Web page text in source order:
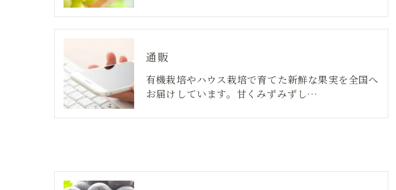
通販
有機栽培やハウス栽培で育てた新鮮な果実を全国へ
お届けしています。甘くみずみずし…